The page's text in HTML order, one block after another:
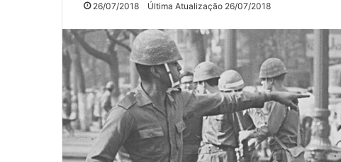
26/07/2018 Última Atualização 26/07/2018